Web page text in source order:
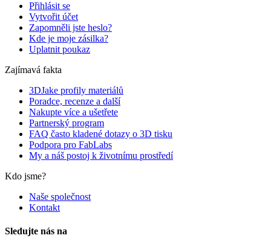
Přihlásit se
Vytvořit účet
Zapomněli jste heslo?
Kde je moje zásilka?
Uplatnit poukaz
Zajímavá fakta
3DJake profily materiálů
Poradce, recenze a další
Nakupte více a ušetřete
Partnerský program
FAQ často kladené dotazy o 3D tisku
Podpora pro FabLabs
My a náš postoj k životnímu prostředí
Kdo jsme?
Naše společnost
Kontakt
Sledujte nás na